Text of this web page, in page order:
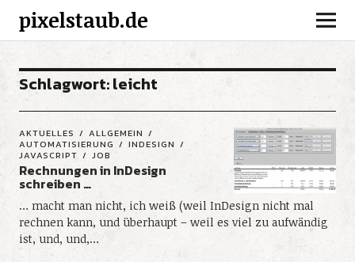
pixelstaub.de
Schlagwort:leicht
AKTUELLES
ALLGEMEIN
AUTOMATISIERUNG
INDESIGN
JAVASCRIPT
JOB
Rechnungen in InDesign
schreiben …
… macht man nicht, ich weiß (weil InDesign nicht mal
rechnen kann, und überhaupt – weil es viel zu aufwändig
ist, und, und,…